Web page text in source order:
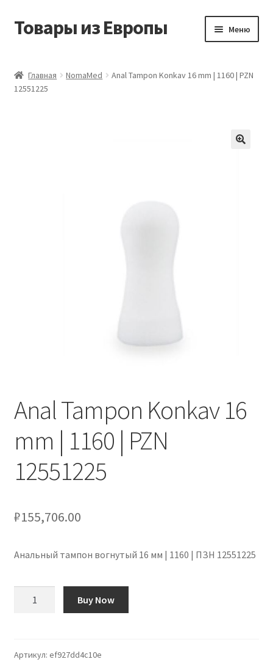
Перейти
Перейти
Товары из Европы Меню
Виды доставки
Главная NomaMed
Anal Tampon Konkav 16 mm | 1160 | PZN
12551225
Anal Tampon Konkav 16
mm | 1160 | PZN
12551225
₽155,706.00
Анальный тампон вогнутый 16 мм | 1160 | ПЗН 12551225
Konkav
Buy Now
Артикул: ef927dd4c10e